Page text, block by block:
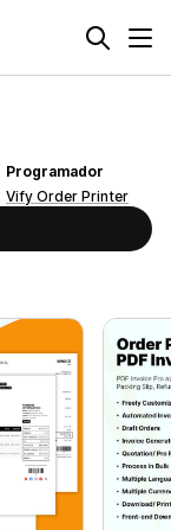
Programador
Vify Order Printer